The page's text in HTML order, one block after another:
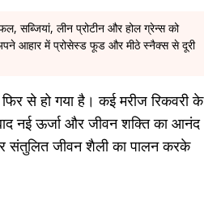
सब्जियां, लीन प्रोटीन और होल ग्रेन्स को
आहार में प्रोसेस्ड फूड और मीठे स्नैक्स से दूरी
से हो गया है। कई मरीज रिकवरी के
नई ऊर्जा और जीवन शक्ति का आनंद
संतुलित जीवन शैली का पालन करके